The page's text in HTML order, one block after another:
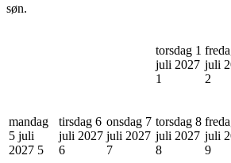
søn.
torsdag 1
juli 2027
1
juli
2
mandag
5 juli
2027 5
tirsdag 6
juli 2027
6
onsdag 7
juli 2027
7
torsdag 8
juli 2027
8
juli
9